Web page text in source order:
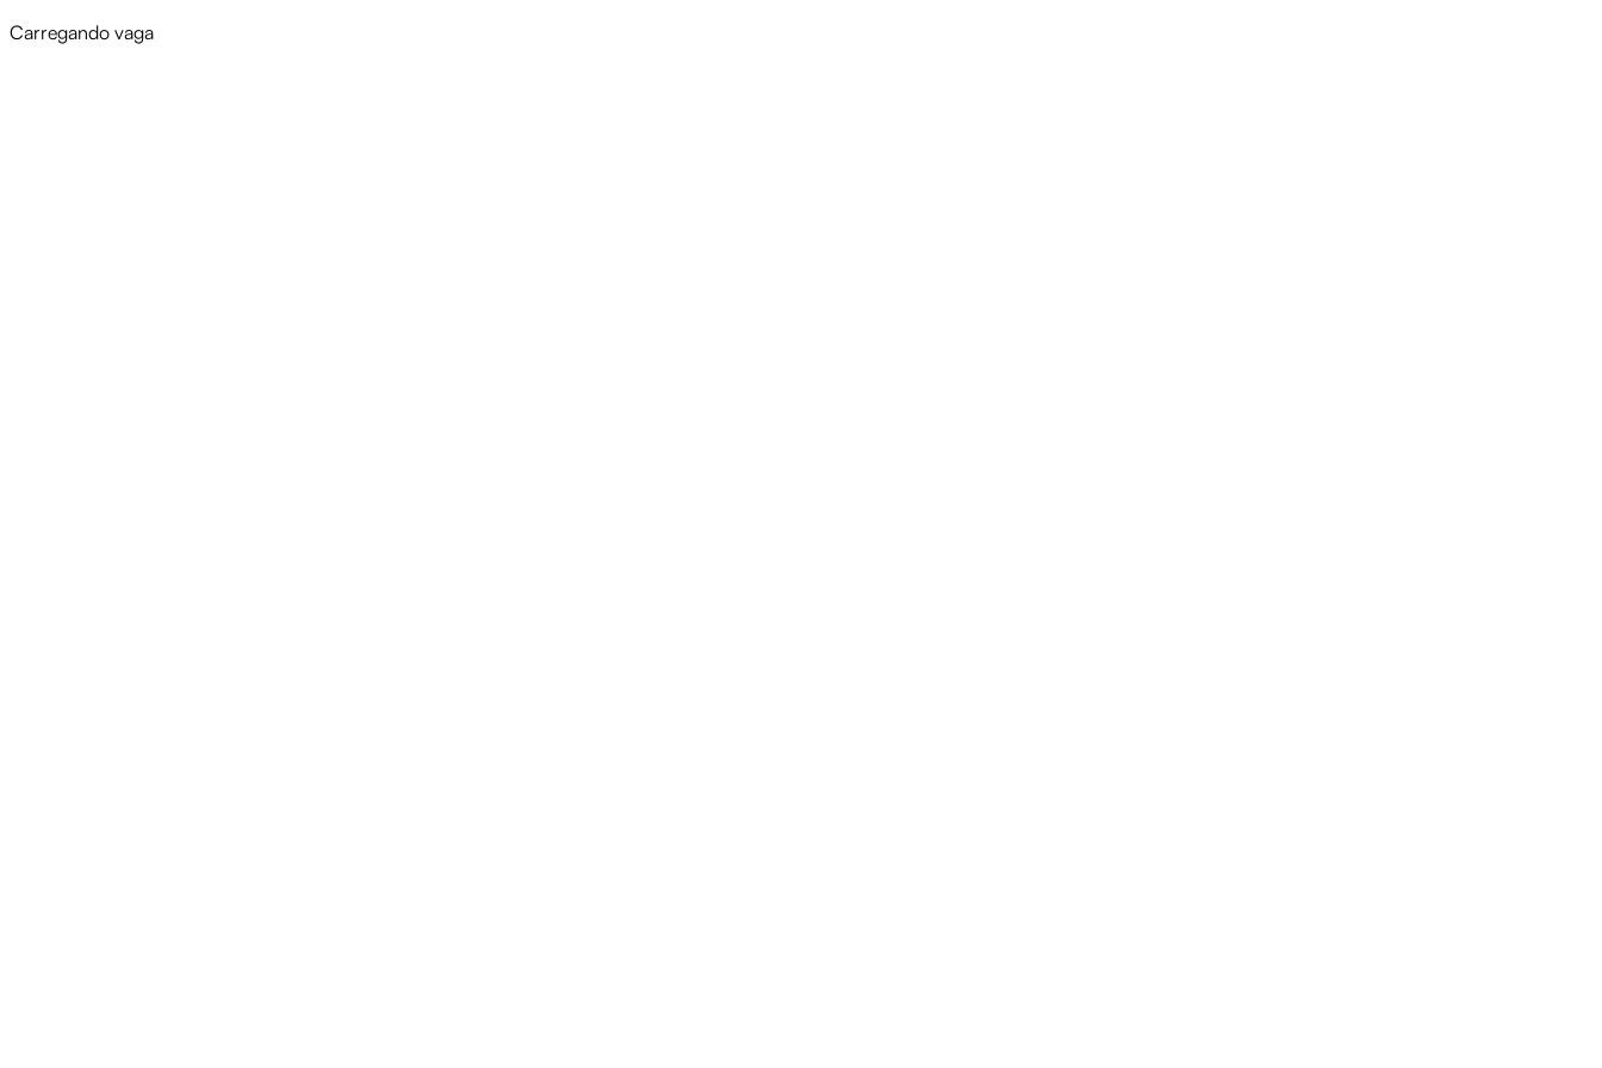
Carregando vaga